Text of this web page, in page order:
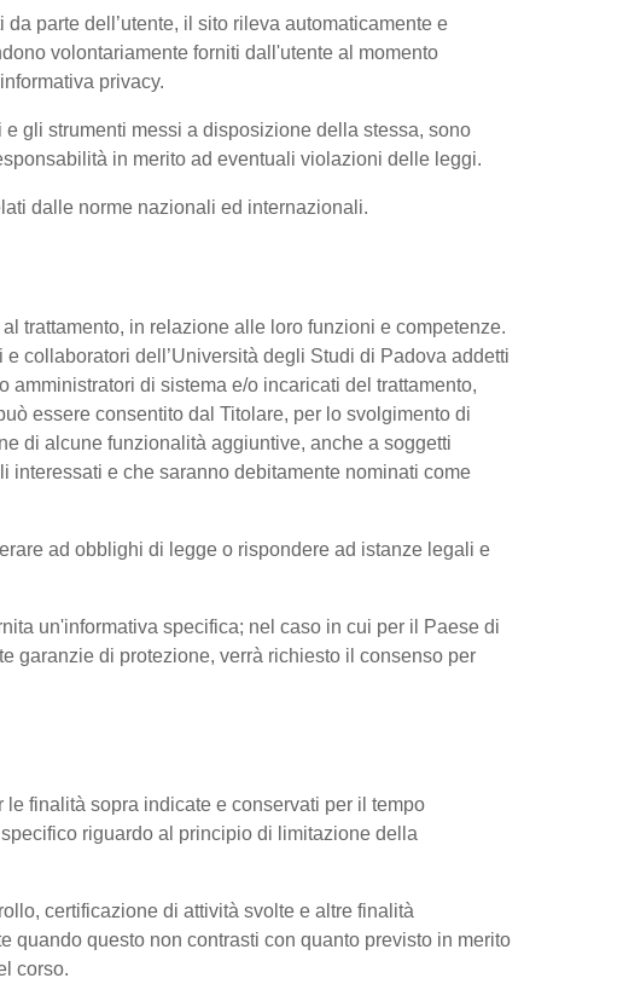
parte dell’utente, il sito rileva automaticamente e
volontariamente forniti dall'utente al momento
privacy.
gli strumenti messi a disposizione della stessa, sono
in merito ad eventuali violazioni delle leggi.
dalle norme nazionali ed internazionali.
trattamento, in relazione alle loro funzioni e competenze.
collaboratori dell’Università degli Studi di Padova addetti
di sistema e/o incaricati del trattamento,
essere consentito dal Titolare, per lo svolgimento di
di alcune funzionalità aggiuntive, anche a soggetti
e che saranno debitamente nominati come
ad obblighi di legge o rispondere ad istanze legali e
un'informativa specifica; nel caso in cui per il Paese di
garanzie di protezione, verrà richiesto il consenso per
finalità sopra indicate e conservati per il tempo
riguardo al principio di limitazione della
certificazione di attività svolte e altre finalità
quando questo non contrasti con quanto previsto in merito
corso.